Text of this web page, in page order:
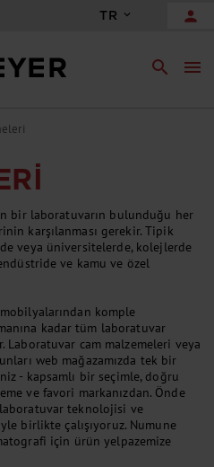
TR person
search menu
bir laboratuvarın bulunduğu her
karşılanması gerekir. Tipik
veya üniversitelerde, kolejlerde
ve kamu ve özel
komple
kadar tüm laboratuvar
Laboratuvar cam malzemeleri veya
web mağazamızda tek bir
- kapsamlı bir seçimle, doğru
ve favori markanızdan. Önde
teknolojisi ve
birlikte çalışıyoruz. Numune
için ürün yelpazemize